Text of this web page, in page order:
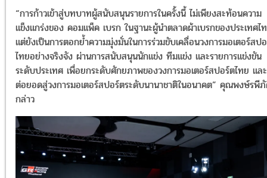
“การก้าวเข้าสู่บทบาทผู้สนับสนุนรายการในครั้งนี้ ไม่เพียงสะท้อนความ
แข็งแกร่งของ คอมแพ็ค เบรก ในฐานะผู้นำตลาดผ้าเบรกของประเทศไ
แต่ยังเป็นการตอกย้ำความมุ่งมั่นในการร่วมขับเคลื่อนวงการมอเตอร์สป
ไทยอย่างจริงจัง ผ่านการสนับสนุนนักแข่ง ทีมแข่ง และรายการแข่งขัน
ระดับประเทศ เพื่อยกระดับศักยภาพของวงการมอเตอร์สปอร์ตไทย และ
ต่อยอดสู่วงการมอเตอร์สปอร์ตระดับนานาชาติในอนาคต” คุณพงษ์รพี
กล่าว